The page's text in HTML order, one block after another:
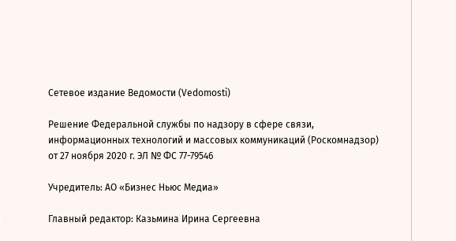
Сетевое издание Ведомости (Vedomosti)
Решение Федеральной службы по надзору в сфере связи,
информационных технологий и массовых коммуникаций (Роскомнадзор)
от 27 ноября 2020 г. ЭЛ № ФС 77-79546
Учредитель: АО «Бизнес Ньюс Медиа»
Главный редактор: Казьмина Ирина Сергеевна